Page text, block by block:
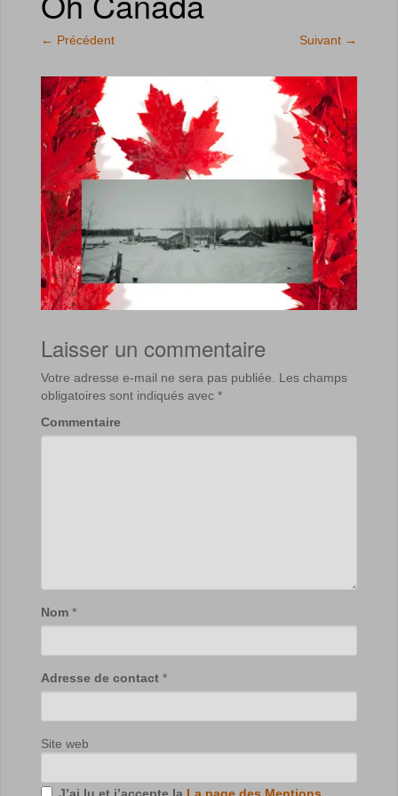
← Précédent Suivant →
Laisser un commentaire
Votre adresse e-mail ne sera pas publiée. Les champs
obligatoires sont indiqués avec *
Commentaire
Nom *
Adresse de contact *
Site web